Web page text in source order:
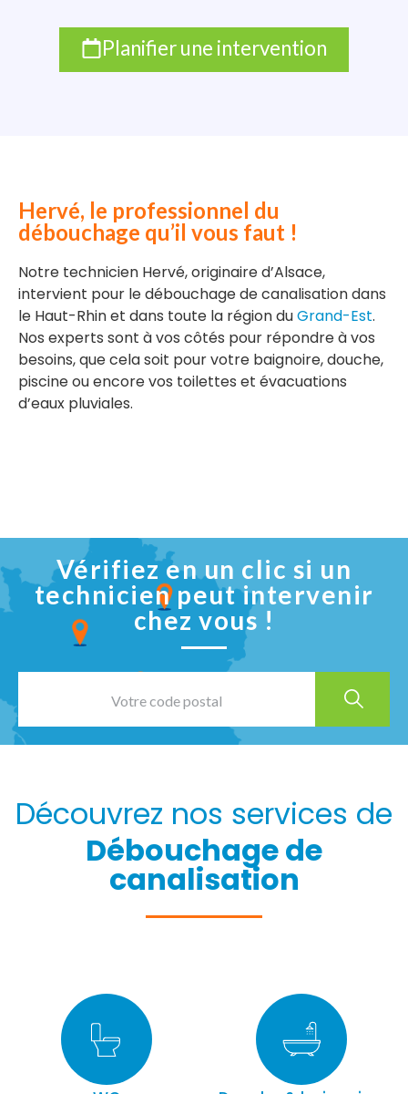
Planifier une intervention
Hervé, le professionnel du
débouchage qu’il vous faut !
Notre technicien Hervé, originaire d’Alsace,
intervient pour le débouchage de canalisation dans
le Haut-Rhin et dans toute la région duGrand-Est.
Nos experts sont à vos côtés pour répondre à vos
besoins, que cela soit pour votre baignoire, douche,
piscine ou encore vos toilettes et évacuations
d’eaux pluviales.
Vérifiez en un clic si un
technicien peut intervenir
chez vous !
Découvrez nos services de
Débouchage de
canalisation